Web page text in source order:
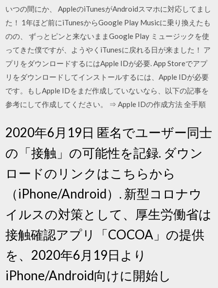
いつの間にか、 AppleのiTunesがAndroidスマホに対応してまし
た！ 1年ほど前にiTunesからGoogle Play Musicに乗り換えたも
のの、 ずっとピンと来ないままGoogle Play ミュージックを使
ってきた僕ですが、ようやくiTunesに戻れる日が来ました！ ア
プリをダウンロードするにはApple IDが必要. App Storeでアプ
リをダウンロードしてインストールするには、Apple IDが必要
です。もしApple IDをまだ作成していないなら、以下の記事を
参考にして作成してください。 ⇒ Apple IDの作成方法 全手順
2020年6月19日 匿名でユーザー同士
の「接触」の可能性を記録. ダウン
ロードのリンクはこちらから
（iPhone/Android）. 新型コロナウ
イルスの対策として、厚生労働省は
接触確認アプリ「COCOA」の提供
を、2020年6月19日より
iPhone/Android向けに開始し